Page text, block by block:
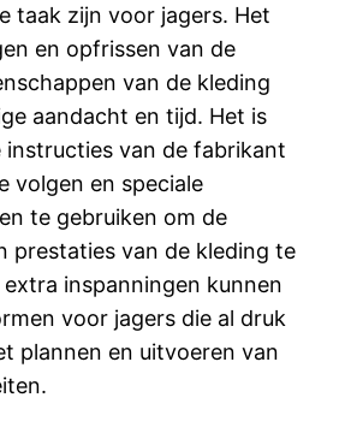
taak zijn voor jagers. Het
en opfrissen van de
van de kleding
aandacht en tijd. Het is
instructies van de fabrikant
volgen en speciale
te gebruiken om de
prestaties van de kleding te
inspanningen kunnen
voor jagers die al druk
plannen en uitvoeren van